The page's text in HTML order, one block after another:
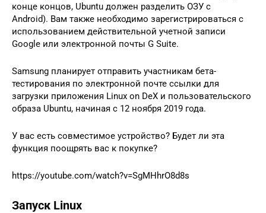
конце концов, Ubuntu должен разделить ОЗУ с
Android). Вам также необходимо зарегистрироваться с
использованием действительной учетной записи
Google или электронной почты G Suite.
Samsung планирует отправить участникам бета-
тестирования по электронной почте ссылки для
загрузки приложения Linux on DeX и пользовательского
образа Ubuntu, начиная с 12 ноября 2019 года.
У вас есть совместимое устройство? Будет ли эта
функция поощрять вас к покупке?
https://youtube.com/watch?v=SgMHhrO8d8s
Запуск Linux